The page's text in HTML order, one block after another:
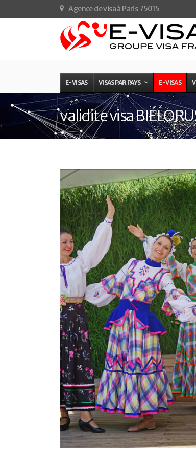
Agence de visa à Paris 75015
E-VISAS VISAS PAR PAYS E-VISAS
validite visa